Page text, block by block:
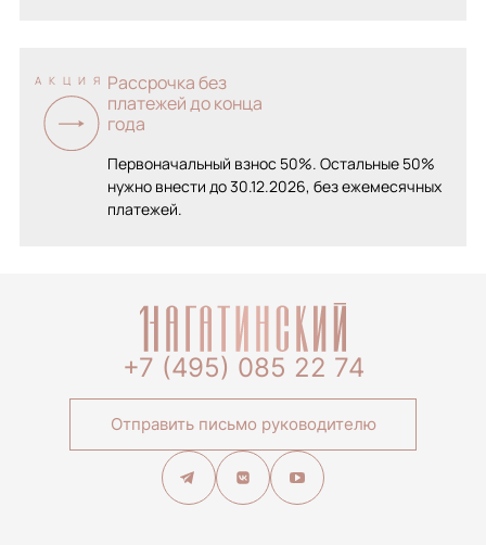
АКЦИЯ Рассрочка без
платежей до конца
года
Первоначальный взнос 50%. Остальные 50%
нужно внести до 30.12.2026, без ежемесячных
платежей.
+7 (495) 085 22 74
Отправить письмо руководителю